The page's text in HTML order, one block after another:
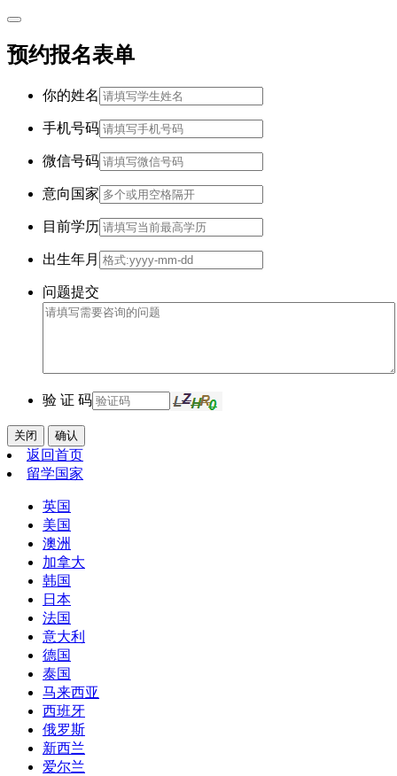
预约报名表单
你的姓名
手机号码
微信号码
意向国家
目前学历
出生年月
问题提交
验 证 码
关闭 确认
返回首页
留学国家
英国
美国
澳洲
加拿大
韩国
日本
法国
意大利
德国
泰国
马来西亚
西班牙
俄罗斯
新西兰
爱尔兰